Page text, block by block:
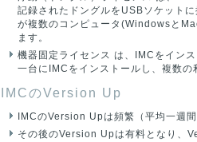
記録されたドングルをUSBソケット
が複数のコンピュータ(Windowsと
ます。
機器固定ライセンス は、IMCをイン
一台にIMCをインストールし、複数
IMCのVersion Up
IMCのVersion Upは頻繁（平均一週
その後のVersion Upは有料となり、